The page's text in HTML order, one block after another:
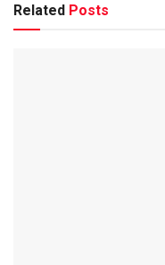
Related Posts